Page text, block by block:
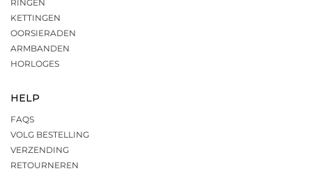
RINGEN
KETTINGEN
OORSIERADEN
ARMBANDEN
HORLOGES
HELP
FAQS
VOLG BESTELLING
VERZENDING
RETOURNEREN